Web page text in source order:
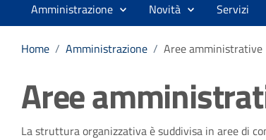
Amministrazione Novità Servizi
Home / Amministrazione / Aree amministrative
Aree
La struttura organizzativa è suddivisa in aree di